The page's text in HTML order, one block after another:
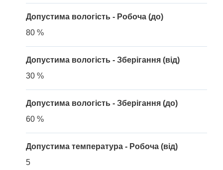
Допустима вологість - Робоча (до)
80 %
Допустима вологість - Зберігання (від)
30 %
Допустима вологість - Зберігання (до)
60 %
Допустима температура - Робоча (від)
5